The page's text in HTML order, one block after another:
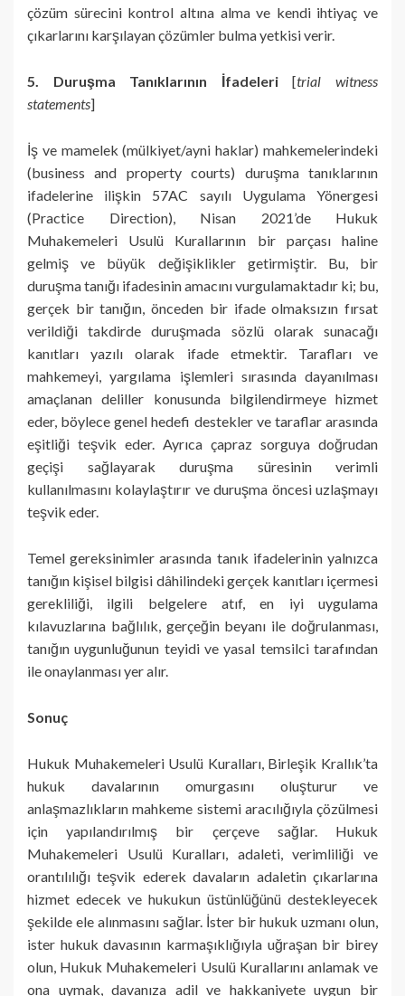
çözüm sürecini kontrol altına alma ve kendi ihtiyaç ve
çıkarlarını karşılayan çözümler bulma yetkisi verir.
5. Duruşma Tanıklarının İfadeleri[trial witness
statements]
İş ve mamelek (mülkiyet/ayni haklar) mahkemelerindeki
(business and property courts) duruşma tanıklarının
ifadelerine ilişkin 57AC sayılı Uygulama Yönergesi
(Practice Direction), Nisan 2021’de Hukuk
Muhakemeleri Usulü Kurallarının bir parçası haline
gelmiş ve büyük değişiklikler getirmiştir. Bu, bir
duruşma tanığı ifadesinin amacını vurgulamaktadır ki; bu,
gerçek bir tanığın, önceden bir ifade olmaksızın fırsat
verildiği takdirde duruşmada sözlü olarak sunacağı
kanıtları yazılı olarak ifade etmektir. Tarafları ve
mahkemeyi, yargılama işlemleri sırasında dayanılması
amaçlanan deliller konusunda bilgilendirmeye hizmet
eder, böylece genel hedefi destekler ve taraflar arasında
eşitliği teşvik eder. Ayrıca çapraz sorguya doğrudan
geçişi sağlayarak duruşma süresinin verimli
kullanılmasını kolaylaştırır ve duruşma öncesi uzlaşmayı
teşvik eder.
Temel gereksinimler arasında tanık ifadelerinin yalnızca
tanığın kişisel bilgisi dâhilindeki gerçek kanıtları içermesi
gerekliliği, ilgili belgelere atıf, en iyi uygulama
kılavuzlarına bağlılık, gerçeğin beyanı ile doğrulanması,
tanığın uygunluğunun teyidi ve yasal temsilci tarafından
ile onaylanması yer alır.
Sonuç
Hukuk Muhakemeleri Usulü Kuralları, Birleşik Krallık’ta
hukuk davalarının omurgasını oluşturur ve
anlaşmazlıkların mahkeme sistemi aracılığıyla çözülmesi
için yapılandırılmış bir çerçeve sağlar. Hukuk
Muhakemeleri Usulü Kuralları, adaleti, verimliliği ve
orantılılığı teşvik ederek davaların adaletin çıkarlarına
hizmet edecek ve hukukun üstünlüğünü destekleyecek
şekilde ele alınmasını sağlar. İster bir hukuk uzmanı olun,
ister hukuk davasının karmaşıklığıyla uğraşan bir birey
olun, Hukuk Muhakemeleri Usulü Kurallarını anlamak ve
ona uymak, davanıza adil ve hakkaniyete uygun bir